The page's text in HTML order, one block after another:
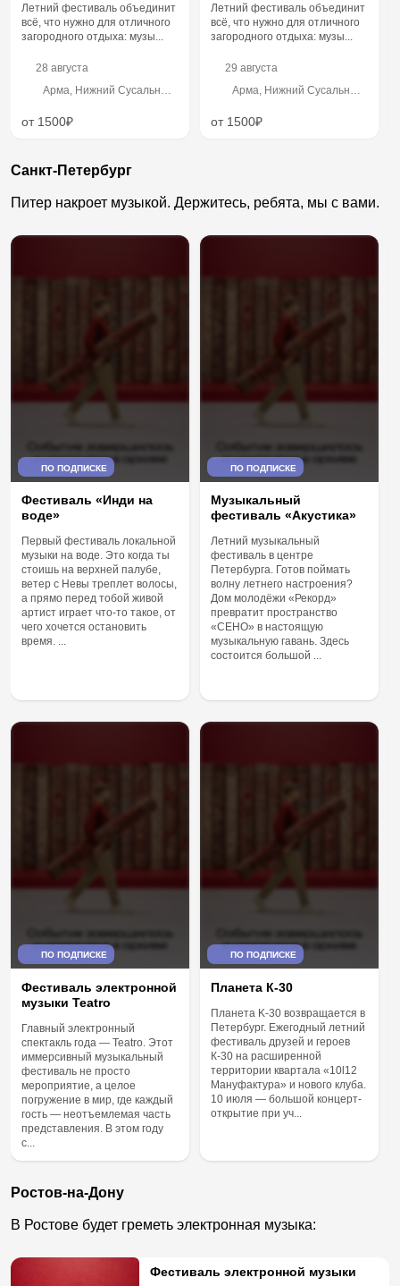
Летний фестиваль объединит
всё, что нужно для отличного
загородного отдыха: музы...
28 августа
Арма, Нижний Сусальный
от 1500₽
Летний фестиваль объединит
всё, что нужно для отличного
загородного отдыха: музы...
29 августа
Арма, Нижний Сусальный
от 1500₽
Санкт-Петербург
Питер накроет музыкой. Держитесь, ребята, мы с вами.
ПО ПОДПИСКЕ
Фестиваль «Инди на
воде»
Первый фестиваль локальной
музыки на воде. Это когда ты
стоишь на верхней палубе,
ветер с Невы треплет волосы,
а прямо перед тобой живой
артист играет что-то такое, от
чего хочется остановить
время. ...
ПО ПОДПИСКЕ
Музыкальный
фестиваль «Акустика»
Летний музыкальный
фестиваль в центре
Петербурга. Готов поймать
волну летнего настроения?
Дом молодёжи «Рекорд»
превратит пространство
«СЕНО» в настоящую
музыкальную гавань. Здесь
состоится большой ...
ПО ПОДПИСКЕ
Фестиваль электронной
музыки Teatro
Главный электронный
спектакль года — Teatro. Этот
иммерсивный музыкальный
фестиваль не просто
мероприятие, а целое
погружение в мир, где каждый
гость — неотъемлемая часть
представления. В этом году
с...
ПО ПОДПИСКЕ
Планета К-30
Планета K-30 возвращается в
Петербург. Ежегодный летний
фестиваль друзей и героев
К-30 на расширенной
территории квартала «10l12
Мануфактура» и нового клуба.
10 июля — большой концерт-
открытие при уч...
Ростов-на-Дону
В Ростове будет греметь электронная музыка:
Фестиваль электронной музыки